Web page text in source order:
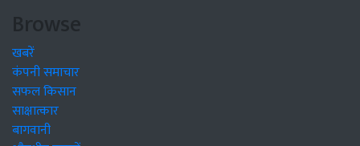
Browse
खबरें
कंपनी समाचार
सफल किसान
साक्षात्कार
बागवानी